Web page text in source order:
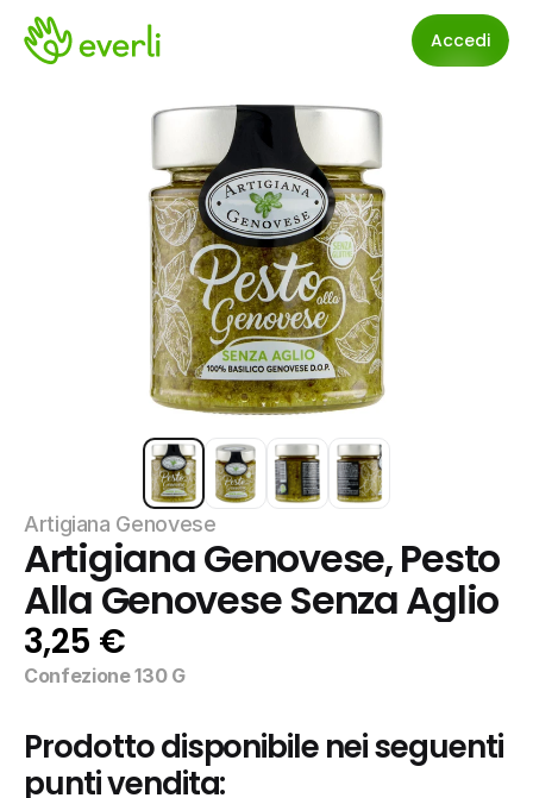
Accedi
Artigiana Genovese
Artigiana Genovese, Pesto
Alla Genovese Senza Aglio
3,25 €
Confezione 130 G
Prodotto disponibile nei seguenti
punti vendita: